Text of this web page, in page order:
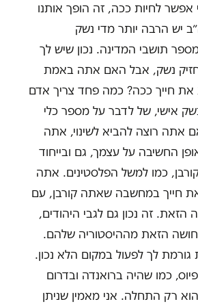
לחיות ככה, זה הופך אותנו
יש הרבה יותר מדי נשק
תושבי המדינה. נכון שיש לך
נשק, אבל האם אתה באמת
את חייך ככה? כמה פחד צריך אדם
אישי, של לדבר על מספר כלי
אתה רוצה להביא לשינוי, אתה
החשיבה על עצמך, גם ובייחוד
כמו למשל הפלסטינים. אתה
את חייך במחשבה שאתה קורבן, עם
זה נכון גם לגבי היהודים,
הזאת מההיסטוריה שלהם.
לך לפעול במקום הלא נכון.
כמו שהיה ברואנדה ובדרום
רק התחלה. אני מאמין שניתן